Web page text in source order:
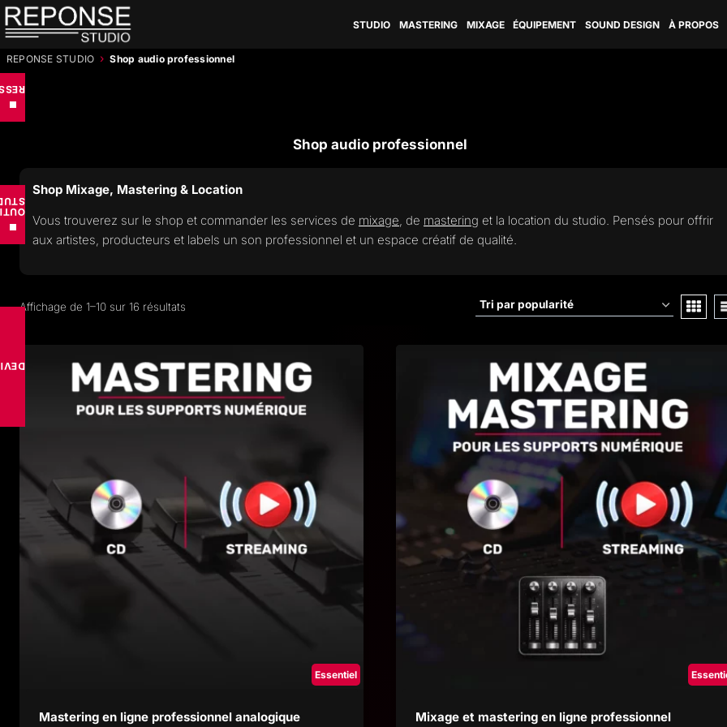
Aller
au
STUDIO MASTERING MIXAGE ÉQUIPEMENT SOUND DESIGN À PROPOS
REPONSE STUDIO › Shop audio professionnel
Shop audio professionnel
Shop Mixage, Mastering & Location
Vous trouverez sur le shop et commander les services de mixage, de mastering et la location du studio. Pensés pour offrir
aux artistes, producteurs et labels un son professionnel et un espace créatif de qualité.
Affichage de 1–10 sur 16 résultats
Essentiel
Mastering en ligne professionnel analogique
Mixage et mastering en ligne professionnel
■
■